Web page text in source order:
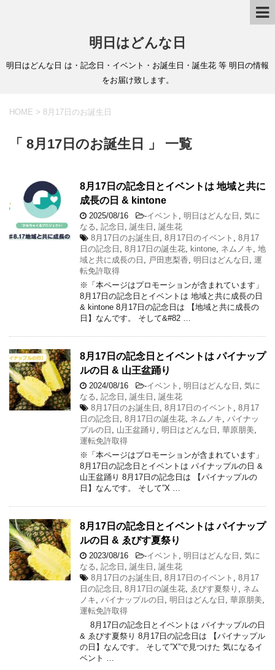
明日はどんな日
明日はどんな日 は・記念日・イベント・お誕生日・誕生花 等 明日の情報
をお届け致します。
HOME > 8月17日のお誕生日
「 8月17日のお誕生日 」 一覧
8月17日の記念日とイベントは 地域と共に
成長の日 & kintone
2025/08/16 -イベント 明日はどんな日
気に
なる 記念日 誕生日
誕生花
8月17日のお誕生日
8月17日のイベント
8月17
日の記念日
8月17日の誕生花 kintone ネムノキ 地
域と共に成長の日
戸田恵梨香 明日はどんな日
運
転免許取得
※「本ページはプロモーションが含まれています」
8月17日の記念日とイベントは 地域と共に成長の日
& kintone 8月17日の記念日は 【地域と共に成長の
日】なんです。 そして&#82 …
8月17日の記念日とイベントは パイナップ
ルの日 & 山王盆踊り
2024/08/16 -イベント 明日はどんな日
気に
なる 記念日 誕生日
誕生花
8月17日のお誕生日
8月17日のイベント
8月17
日の記念日
8月17日の誕生花 ネムノキ
パイナッ
プルの日
山王盆踊り 明日はどんな日 華原朋美
運転免許取得
※「本ページはプロモーションが含まれています」
8月17日の記念日とイベントは パイナップルの日 &
山王盆踊り 8月17日の記念日は 【パイナップルの
日】なんです。 そして”X …
8月17日の記念日とイベントは パイナップ
ルの日 & ゑびす夏祭り
2023/08/16 -イベント 明日はどんな日
気に
なる 記念日 誕生日
誕生花
8月17日のお誕生日
8月17日のイベント
8月17
日の記念日
8月17日の誕生花 ゑびす夏祭り
ネム
ノキ
パイナップルの日 明日はどんな日 華原朋美
運転免許取得
8月17日の記念日とイベントは パイナップルの日
& ゑびす夏祭り 8月17日の記念日は 【パイナップル
の日】なんです。 そして”X”で見つけた 気になるイ
ベント …